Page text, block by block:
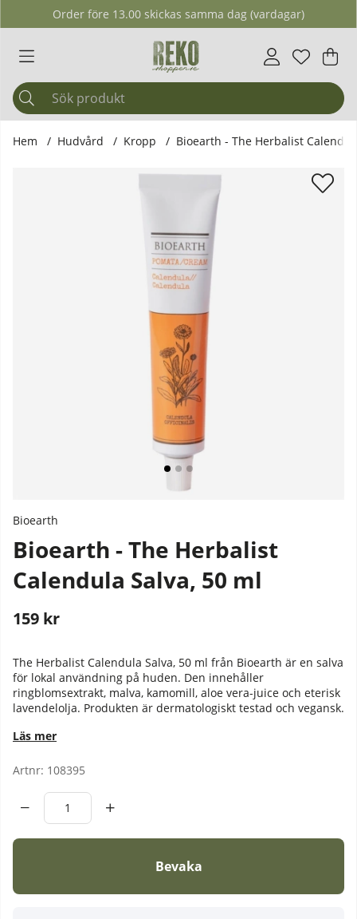
Order före 13.00 skickas samma dag (vardagar)
Antal i
. .
Hem Hudvård Kropp Bioearth - The Herbalist
Produktbilder Bioearth - The Herbalist Calendula Salva, 50
Bioearth
Bioearth - The Herbalist
Calendula Salva, 50 ml
159 kr
The Herbalist Calendula Salva, 50 ml från Bioearth är en salva
för lokal användning på huden. Den innehåller
ringblomsextrakt, malva, kamomill, aloe vera-juice och eterisk
lavendelolja. Produkten är dermatologiskt testad och vegansk.
Läs mer
Artnr: 108395
Bevaka